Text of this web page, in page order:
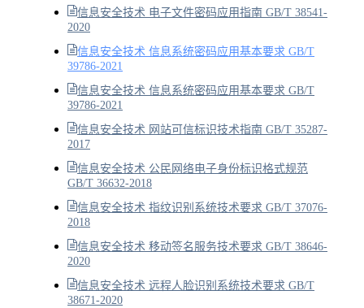
信息安全技术 电子文件密码应用指南 GB/T 38541-
2020
信息安全技术 信息系统密码应用基本要求 GB/T
39786-2021
信息安全技术 信息系统密码应用基本要求 GB/T
39786-2021
信息安全技术 网站可信标识技术指南 GB/T 35287-
2017
信息安全技术 公民网络电子身份标识格式规范
GB/T 36632-2018
信息安全技术 指纹识别系统技术要求 GB/T 37076-
2018
信息安全技术 移动签名服务技术要求 GB/T 38646-
2020
信息安全技术 远程人脸识别系统技术要求 GB/T
38671-2020